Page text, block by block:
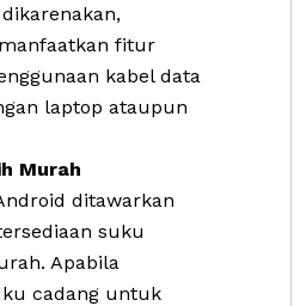
fitur
kabel data
laptop ataupun
Murah
ditawarkan
suku
Apabila
cadang untuk